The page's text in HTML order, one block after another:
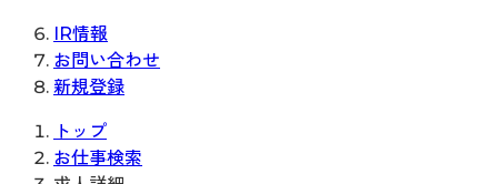
IR情報
お問い合わせ
新規登録
トップ
お仕事検索